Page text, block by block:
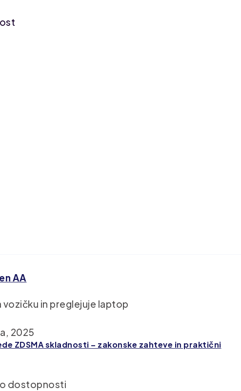
2025
ZDSMA skladnosti – zakonske zahteve in praktični